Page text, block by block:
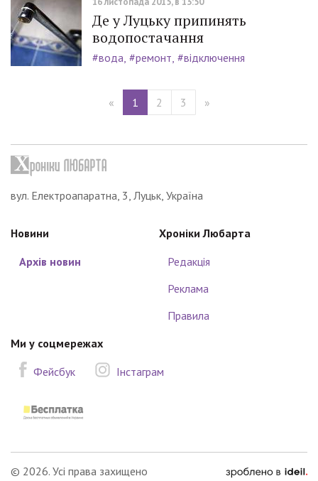
Де у Луцьку припинять
водопостачання
#вода #ремонт #відключення
« 1 2 3 »
вул. Електроапаратна, 3, Луцьк, Україна
Новини
Архів новин
Хроніки Любарта
Редакція
Реклама
Правила
Ми у соцмережах
Фейсбук
Інстаграм
© 2026. Усі права захищено
зроблено